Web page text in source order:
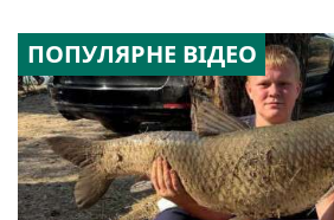
ПОПУЛЯРНЕ ВІДЕО